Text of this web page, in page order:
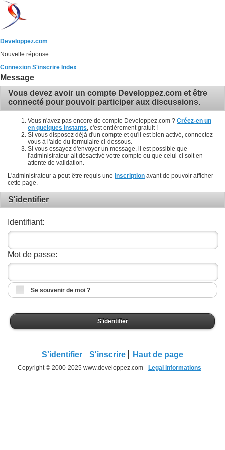
Developpez.com
Nouvelle réponse
Connexion S'inscrire Index
Message
Vous devez avoir un compte Developpez.com et être
connecté pour pouvoir participer aux discussions.
Vous n'avez pas encore de compte Developpez.com ? Créez-en un
en quelques instants , c'est entièrement gratuit !
Si vous disposez déjà d'un compte et qu'il est bien activé, connectez-
vous à l'aide du formulaire ci-dessous.
Si vous essayez d'envoyer un message, il est possible que
l'administrateur ait désactivé votre compte ou que celui-ci soit en
attente de validation.
L'administrateur a peut-être requis une inscription avant de pouvoir afficher
cette page.
S'identifier
Identifiant:
Mot de passe:
Se souvenir de moi ?
S'identifier
S'identifier S'inscrire Haut de page
Copyright © 2000-2025 www.developpez.com - Legal informations